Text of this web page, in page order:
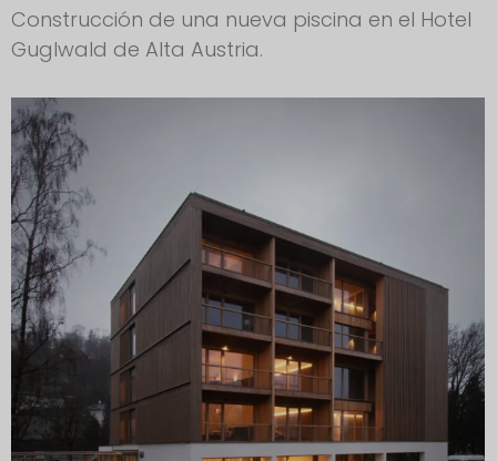
Construcción de una nueva piscina en el Hotel
Guglwald de Alta Austria.